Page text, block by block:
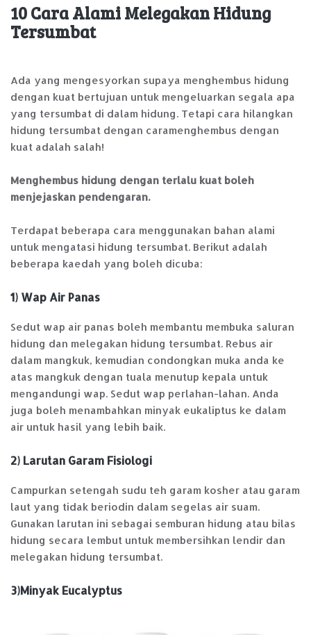
10 Cara Alami Melegakan Hidung
Tersumbat
Ada yang mengesyorkan supaya menghembus hidung
dengan kuat bertujuan untuk mengeluarkan segala apa
yang tersumbat di dalam hidung. Tetapi cara hilangkan
hidung tersumbat dengan caramenghembus dengan
kuat adalah salah!
Menghembus hidung dengan terlalu kuat boleh
menjejaskan pendengaran.
Terdapat beberapa cara menggunakan bahan alami
untuk mengatasi hidung tersumbat. Berikut adalah
beberapa kaedah yang boleh dicuba:
1) Wap Air Panas
Sedut wap air panas boleh membantu membuka saluran
hidung dan melegakan hidung tersumbat. Rebus air
dalam mangkuk, kemudian condongkan muka anda ke
atas mangkuk dengan tuala menutup kepala untuk
mengandungi wap. Sedut wap perlahan-lahan. Anda
juga boleh menambahkan minyak eukaliptus ke dalam
air untuk hasil yang lebih baik.
2) Larutan Garam Fisiologi
Campurkan setengah sudu teh garam kosher atau garam
laut yang tidak beriodin dalam segelas air suam.
Gunakan larutan ini sebagai semburan hidung atau bilas
hidung secara lembut untuk membersihkan lendir dan
melegakan hidung tersumbat.
3)Minyak Eucalyptus